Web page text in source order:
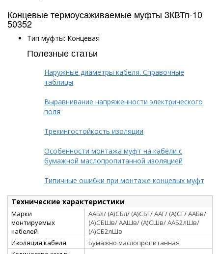
Концевые термоусаживаемые муфты 3КВТп-10
50352
Тип муфты: Концевая
Полезные статьи
Наружные диаметры кабеля. Справочные
таблицы
Выравнивание напряженности электрического
поля
Трекингостойкость изоляции
Особенности монтажа муфт на кабели с
бумажной маслопропитанной изоляцией
Типичные ошибки при монтаже концевых муфт
Технические характеристики
Марки
монтируемых
кабелей
ААБл/ (А)СБл/ (А)СБГ/ ААГ/ (А)СГ/ ААБв/
(А)СБШв/ ААШв/ (А)СШв/ ААБ2лШв/
(А)СБ2лШв
Изоляция кабеля
Бумажно маслопропитанная